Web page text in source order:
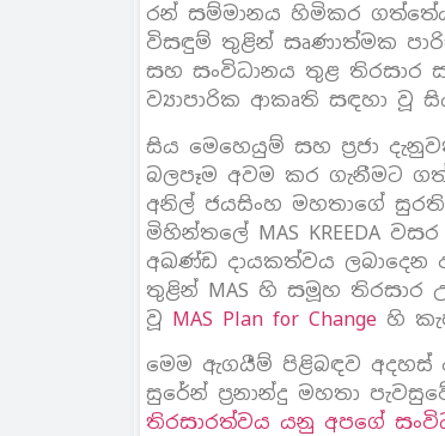
රන් සම්මානය හිමිකර
විසඳුම් තුළින් සෘණාත්මක
සහ සංවිධානය තුළ තිරසාර
ව්‍යාපාරික ආකෘති සඳහා වූ
සිය මෙහෙයුම් සහ ප‍්‍රජා
බලපෑම අවම කර ගැනීමට
අනිල් ජයසිංහ මහතාගේ
මිහින්තලේ MAS KREEDA
අඛණ්ඩ දායකත්වය ලබාදෙන
තුළින් MAS හි සමූහ
වූ MAS Plan for Change හි
මෙම ඇගයීම් පිළිබඳව අදහස්
සුරේන් ප‍්‍රනාන්දු මහතා
තිරසාරත්වය යනු අපගේ